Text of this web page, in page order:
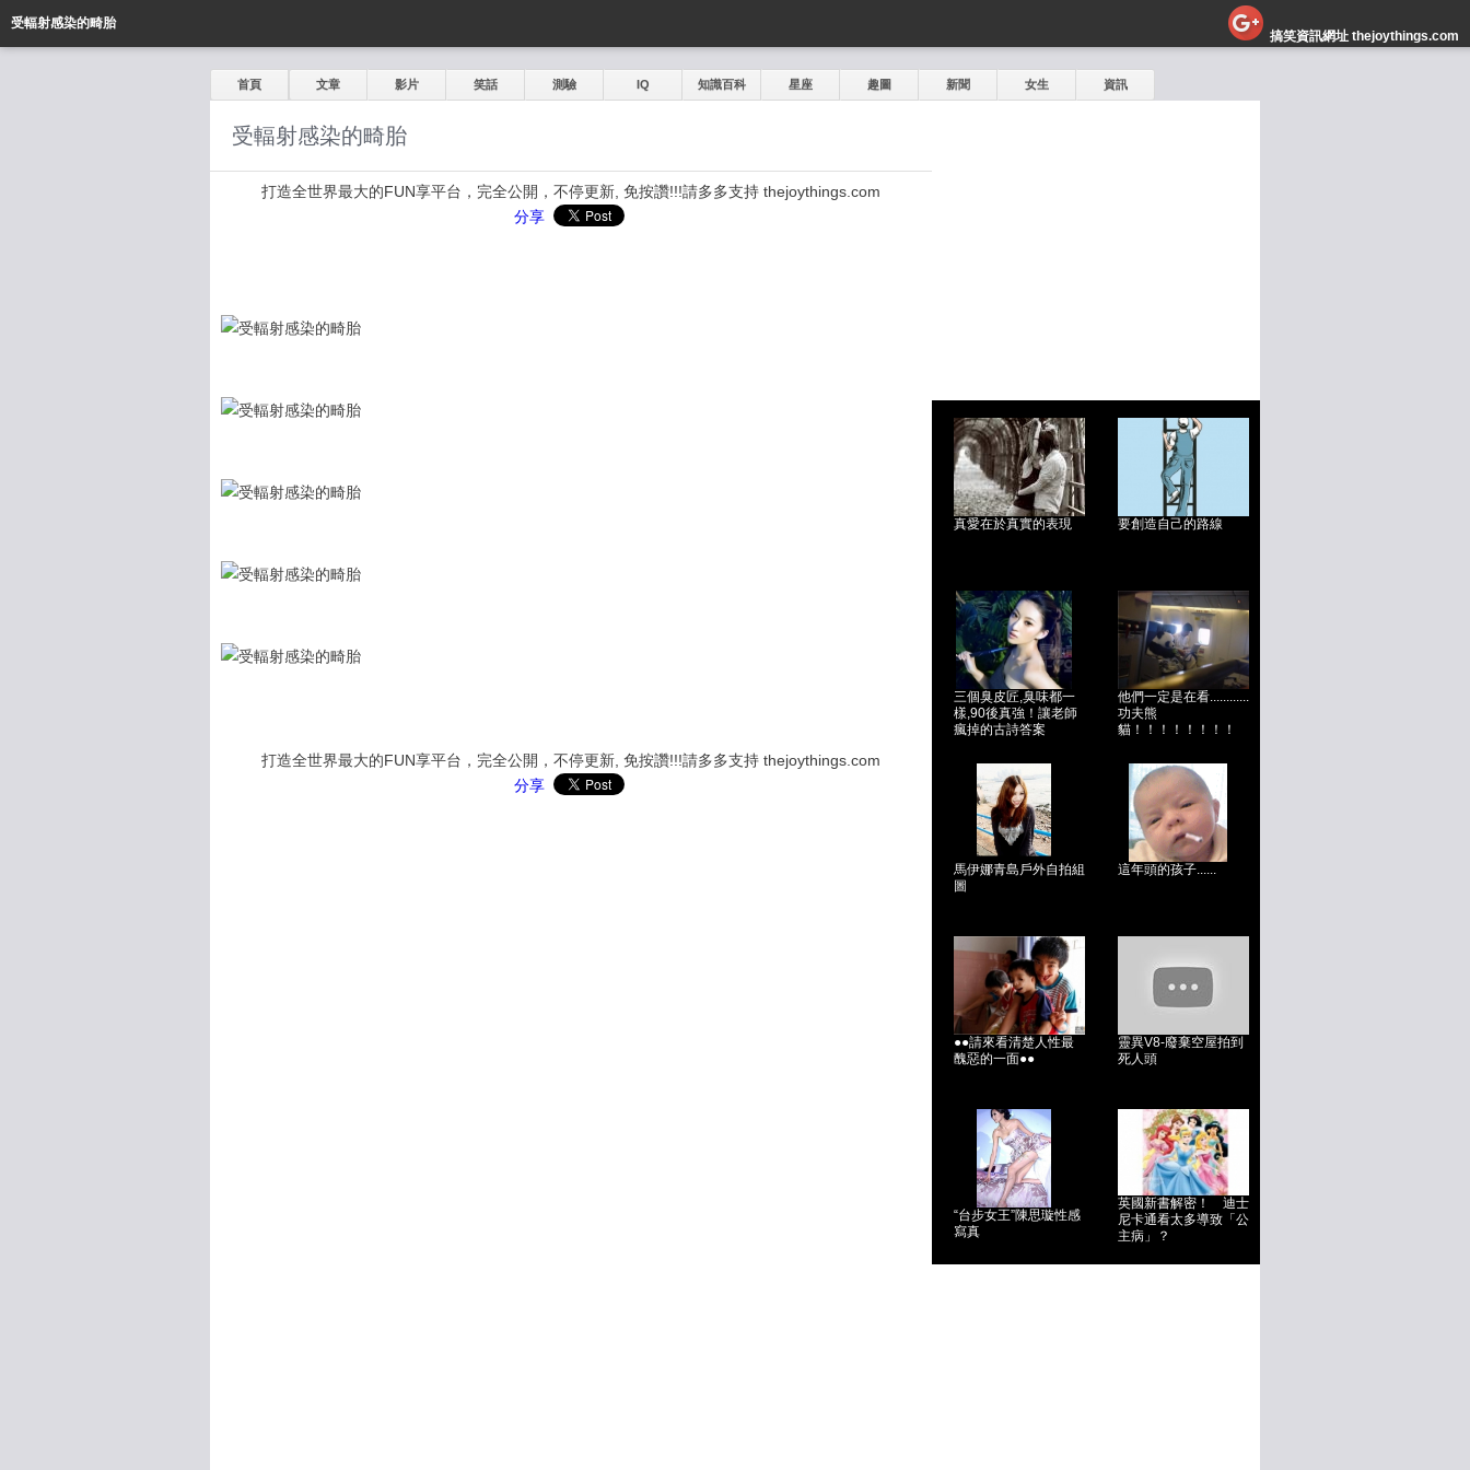
受輻射感染的畸胎
搞笑資訊網址 thejoythings.com
首頁 文章 影片 笑話 測驗 IQ 知識百科 星座 趣圖 新聞 女生 資訊
真愛在於真實的表現 要創造自己的路線
三個臭皮匠,臭味都一
樣,90後真強！讓老師
瘋掉的古詩答案
他們一定是在看............
功夫熊
貓！！！！！！！！
馬伊娜青島戶外自拍組
圖
這年頭的孩子......
●●請來看清楚人性最
醜惡的一面●●
靈異V8-廢棄空屋拍到
死人頭
“台步女王”陳思璇性感
寫真
英國新書解密！ 迪士
尼卡通看太多導致「公
主病」？
受輻射感染的畸胎
打造全世界最大的FUN享平台，完全公開，不停更新, 免按讚!!!請多多支持 thejoythings.com
分享
打造全世界最大的FUN享平台，完全公開，不停更新, 免按讚!!!請多多支持 thejoythings.com
分享